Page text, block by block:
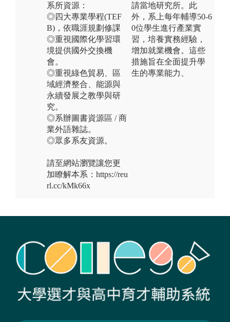
系所資源：
◎四大專業學程(TEF
B)，依職涯規劃修課
◎重視國際化學習環
境提供國外交換機
會。
◎重視綠色貿易、區
域經濟整合、能源與
永續發展之教學與研
究。
◎系辦圖書資源區 / 商
業外語雜誌。
◎眾多系友資源。
請至網站瀏覽讓您更
加瞭解本系：https://reu
rl.cc/kMk66x
請當地研究所。此
外，系上每年輔導50-6
0位學生進行產業實
習，培養實務經驗，
增加就業機會。這些
措施旨在全面提升學
生的專業能力、